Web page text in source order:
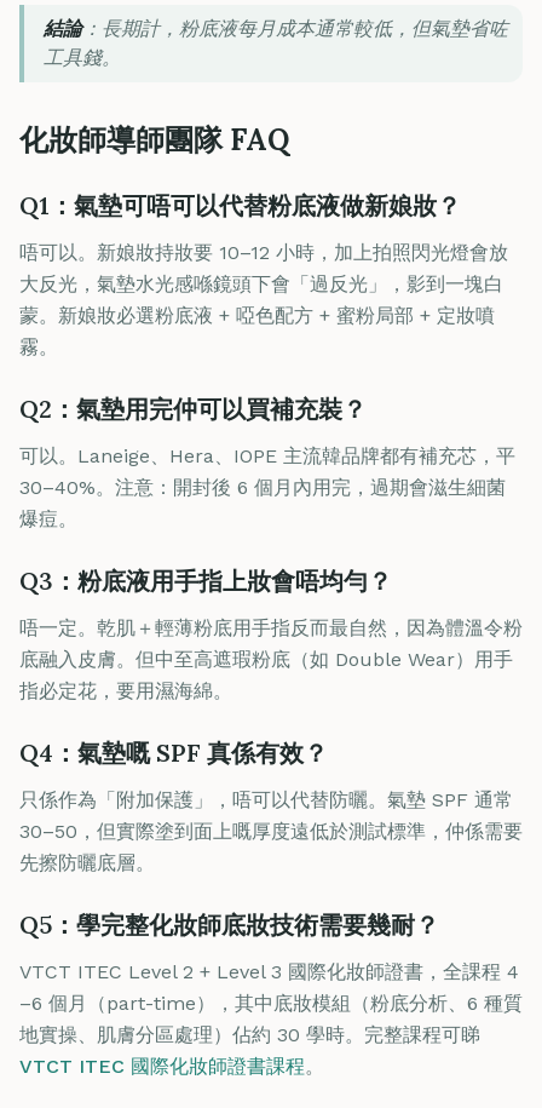
結論：長期計，粉底液每月成本通常較低，但氣墊省咗
工具錢。
化妝師導師團隊 FAQ
Q1：氣墊可唔可以代替粉底液做新娘妝？
唔可以。新娘妝持妝要 10–12 小時，加上拍照閃光燈會放
大反光，氣墊水光感喺鏡頭下會「過反光」，影到一塊白
蒙。新娘妝必選粉底液 + 啞色配方 + 蜜粉局部 + 定妝噴
霧。
Q2：氣墊用完仲可以買補充裝？
可以。Laneige、Hera、IOPE 主流韓品牌都有補充芯，平
30–40%。注意：開封後 6 個月內用完，過期會滋生細菌
爆痘。
Q3：粉底液用手指上妝會唔均勻？
唔一定。乾肌＋輕薄粉底用手指反而最自然，因為體溫令粉
底融入皮膚。但中至高遮瑕粉底（如 Double Wear）用手
指必定花，要用濕海綿。
Q4：氣墊嘅 SPF 真係有效？
只係作為「附加保護」，唔可以代替防曬。氣墊 SPF 通常
30–50，但實際塗到面上嘅厚度遠低於測試標準，仲係需要
先擦防曬底層。
Q5：學完整化妝師底妝技術需要幾耐？
VTCT ITEC Level 2 + Level 3 國際化妝師證書，全課程 4
–6 個月（part-time），其中底妝模組（粉底分析、6 種質
地實操、肌膚分區處理）佔約 30 學時。完整課程可睇
VTCT ITEC 國際化妝師證書課程。